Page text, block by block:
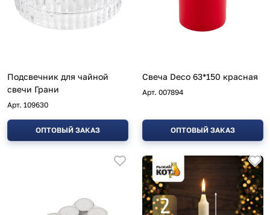
Подсвечник для чайной
свечи Грани
Арт. 109630
ОПТОВЫЙ ЗАКАЗ
Свеча Deco 63*150 красная
Арт. 007894
ОПТОВЫЙ ЗАКАЗ